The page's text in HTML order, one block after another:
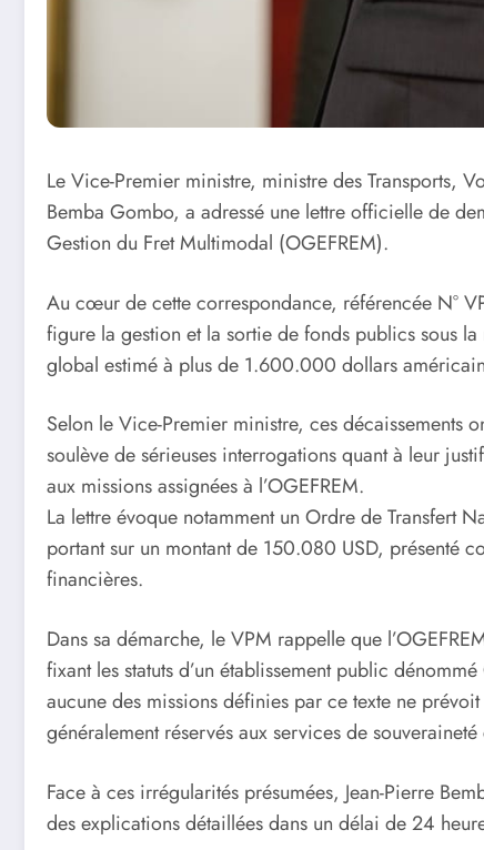
Le Vice-Premier ministre, ministre des Transports,
Bemba Gombo, a adressé une lettre officielle de
Gestion du Fret Multimodal (OGEFREM).
Au cœur de cette correspondance, référencée N°
figure la gestion et la sortie de fonds publics sous
global estimé à plus de 1.600.000 dollars
Selon le Vice-Premier ministre, ces décaissements
soulève de sérieuses interrogations quant à leur
aux missions assignées à l’OGEFREM.
La lettre évoque notamment un Ordre de Transfert
portant sur un montant de 150.080 USD, présenté
financières.
Dans sa démarche, le VPM rappelle que
fixant les statuts d’un établissement public
aucune des missions définies par ce texte ne
généralement réservés aux services de
Face à ces irrégularités présumées, Jean-Pierre
des explications détaillées dans un délai de 24